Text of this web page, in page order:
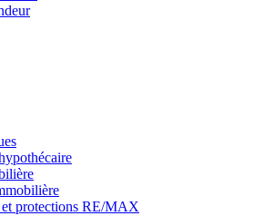
et protections RE/MAX